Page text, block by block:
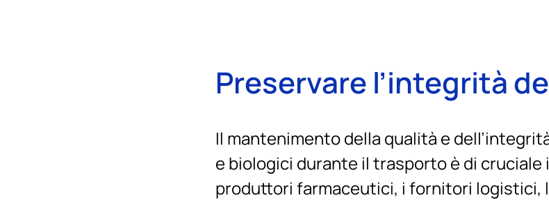
Preservare l’integrità
Il mantenimento della qualità e
e biologici durante il trasporto è di cruciale
produttori farmaceutici, i fornitori logistici,